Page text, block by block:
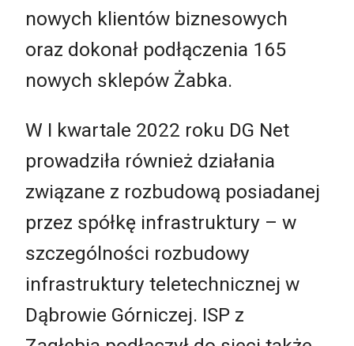
nowych klientów biznesowych
oraz dokonał podłączenia 165
nowych sklepów Żabka.
W I kwartale 2022 roku DG Net
prowadziła również działania
związane z rozbudową posiadanej
przez spółkę infrastruktury – w
szczególności rozbudowy
infrastruktury teletechnicznej w
Dąbrowie Górniczej. ISP z